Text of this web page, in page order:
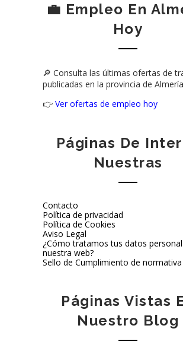
💼 Empleo En
Hoy
🔎 Consulta las últimas ofertas de
publicadas en la provincia de
👉 Ver ofertas de empleo hoy
Páginas De
Nuestras
Contacto
Política de privacidad
Política de Cookies
Aviso Legal
¿Cómo tratamos tus datos
nuestra web?
Sello de Cumplimiento de normativa
Páginas Vistas
Nuestro Blog